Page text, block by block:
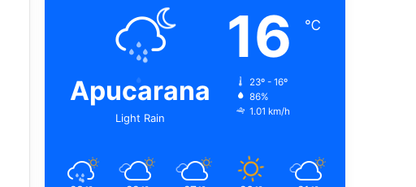
Apucarana
Light Rain
16 ℃
23º - 16º
86%
1.01 km/h